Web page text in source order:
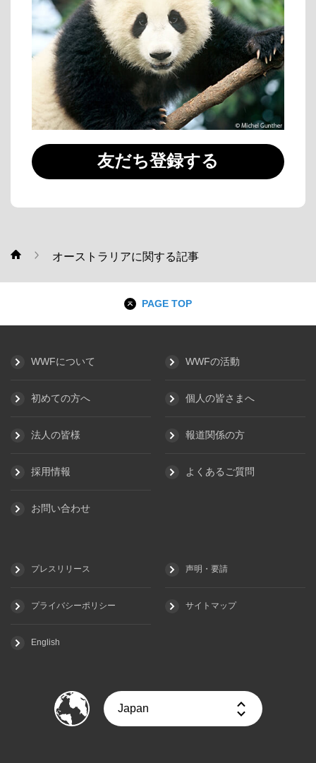
友だち登録する
WWF オーストラリアに関する記事
PAGE TOP
WWFについて WWFの活動
初めての方へ 個人の皆さまへ
法人の皆様 報道関係の方
採用情報 よくあるご質問
お問い合わせ
プレスリリース 声明・要請
プライバシーポリシー サイトマップ
English